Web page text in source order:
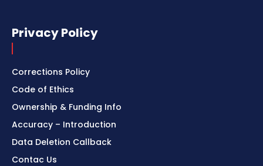
Privacy Policy
Corrections Policy
Code of Ethics
Ownership & Funding Info
Accuracy – Introduction
Data Deletion Callback
Contac Us